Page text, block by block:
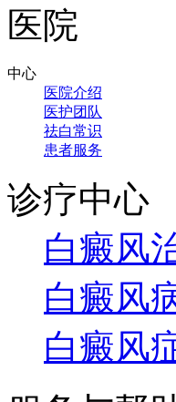
中心
医院介绍
医护团队
祛白常识
患者服务
诊疗中心
白癜风
白癜风
白癜风